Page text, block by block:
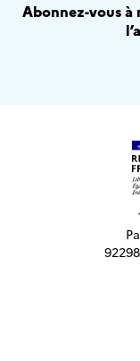
Abonnez-vous